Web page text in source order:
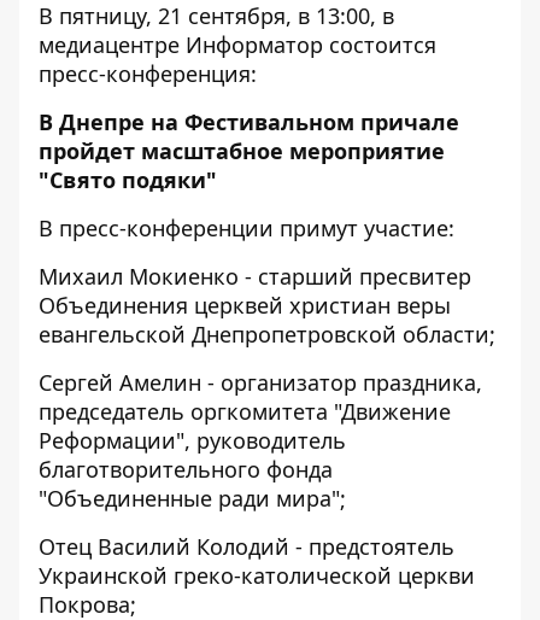
В пятницу, 21 сентября, в 13:00, в
медиацентре Информатор состоится
пресс-конференция:
В Днепре на Фестивальном причале
пройдет масштабное мероприятие
"Свято подяки"
В пресс-конференции примут участие:
Михаил Мокиенко - старший пресвитер
Объединения церквей христиан веры
евангельской Днепропетровской области;
Сергей Амелин - организатор праздника,
председатель оргкомитета "Движение
Реформации", руководитель
благотворительного фонда
"Объединенные ради мира";
Отец Василий Колодий - предстоятель
Украинской греко-католической церкви
Покрова;